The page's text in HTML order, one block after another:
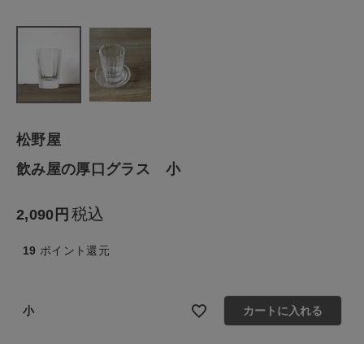
ナチュラル服
ファッション雑貨
生活雑貨
松野屋
飲み屋の厚口グラス 小
2,090 税込
19 ポイント還元
小 カートに入れる